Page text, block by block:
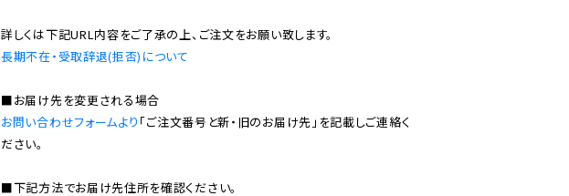
長期不在・受取辞退(拒否)について
お問い合わせフォームより 「ご注文番号と新・旧のお届け先」を記載しご連絡く
ださい。
■下記方法でお届け先住所を確認ください。